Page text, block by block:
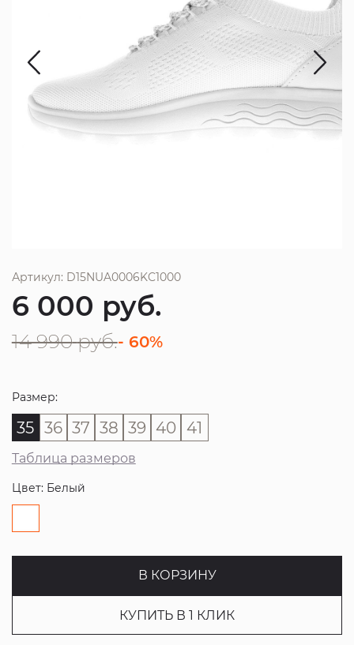
Артикул: D15NUA0006KC1000
6 000 руб.
14 990 руб.- 60%
Размер:
35 36 37 38 39 40 41
Таблица размеров
Цвет: Белый
В КОРЗИНУ
КУПИТЬ В 1 КЛИК